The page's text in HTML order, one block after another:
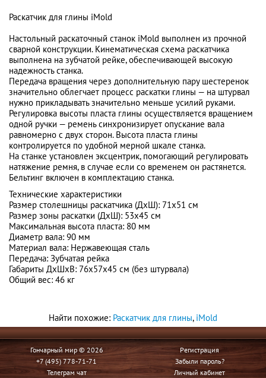
Раскатчик для глины iMold
Настольный раскаточный станок iMold выполнен из прочной
сварной конструкции. Кинематическая схема раскатчика
выполнена на зубчатой рейке, обеспечивающей высокую
надежность станка.
Передача вращения через дополнительную пару шестеренок
значительно облегчает процесс раскатки глины — на штурвал
нужно прикладывать значительно меньше усилий руками.
Регулировка высоты пласта глины осуществляется вращением
одной ручки — ремень синхронизирует опускание вала
равномерно с двух сторон. Высота пласта глины
контролируется по удобной мерной шкале станка.
На станке установлен эксцентрик, помогающий регулировать
натяжение ремня, в случае если со временем он растянется.
Бельтинг включен в комплектацию станка.
Технические характеристики
Размер столешницы раскатчика (ДхШ): 71х51 см
Размер зоны раскатки (ДхШ): 53х45 см
Максимальная высота пласта: 80 мм
Диаметр вала: 90 мм
Материал вала: Нержавеющая сталь
Передача: Зубчатая рейка
Габариты ДхШхВ: 76х57х45 см (без штурвала)
Общий вес: 46 кг
Найти похожие: Раскатчик для глины, iMold
Гончарный мир © 2026
+7 (495) 778-71-71
Телеграм чат
Регистрация
Забыли пароль?
Личный кабинет